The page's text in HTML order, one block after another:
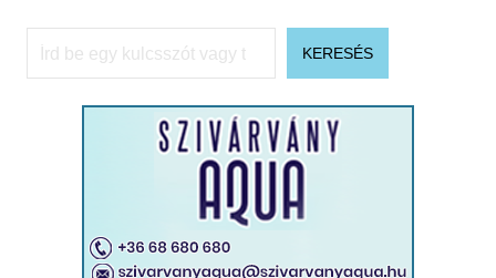
Keresés
KERESÉS